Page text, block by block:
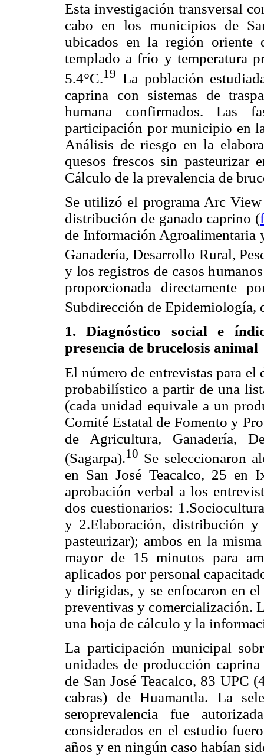
Esta investigación transversal
cabo en los municipios de
ubicados en la región oriente
templado a frío y temperatura
5.4°C.19 La población
caprina con sistemas de
humana confirmados. Las
participación por municipio en
Análisis de riesgo en la
quesos frescos sin
Cálculo de la prevalencia de
Se utilizó el programa Arc
distribución de ganado caprino (
de Información Agroalimentaria
Ganadería, Desarrollo Rural,
y los registros de casos
proporcionada directamente
Subdirección de Epidemiología,
1. Diagnóstico social e
presencia de brucelosis animal
El número de entrevistas para
probabilístico a partir de una
(cada unidad equivale a un
Comité Estatal de Fomento y
de Agricultura, Ganadería,
(Sagarpa).10 Se seleccionaron
en San José Teacalco, 25 en
aprobación verbal a los
dos cuestionarios:
y 2.Elaboración, distribución y
pasteurizar); ambos en la
mayor de 15 minutos para
aplicados por personal
y dirigidas, y se enfocaron en
preventivas y comercialización.
una hoja de cálculo y la
La participación municipal
unidades de producción
de San José Teacalco, 83 UPC
cabras) de Huamantla. La
seroprevalencia fue
considerados en el estudio
años y en ningún caso habían